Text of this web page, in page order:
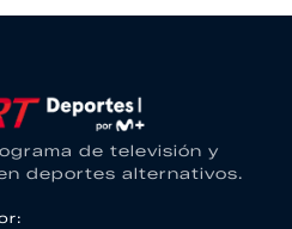
de televisión y
deportes alternativos.